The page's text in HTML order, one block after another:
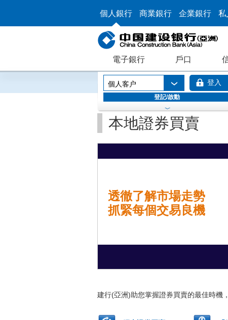
個人銀行 商業銀行 企業銀行 私
電子銀行 戶口
個人客户 登入
登記/啟動
本地證券買賣
透徹了解市場走勢
抓緊每個交易良機
建行(亞洲)助您掌握證券買賣的最佳時機